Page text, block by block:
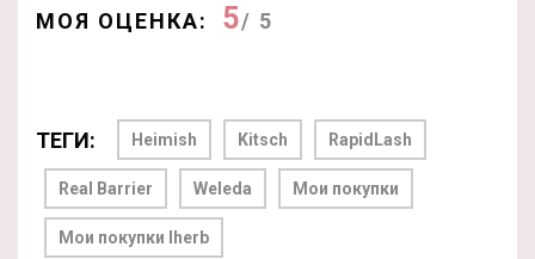
МОЯ ОЦЕНКА: 5/ 5
ТЕГИ: Heimish Kitsch RapidLash
Real Barrier Weleda Мои покупки
Мои покупки Iherb